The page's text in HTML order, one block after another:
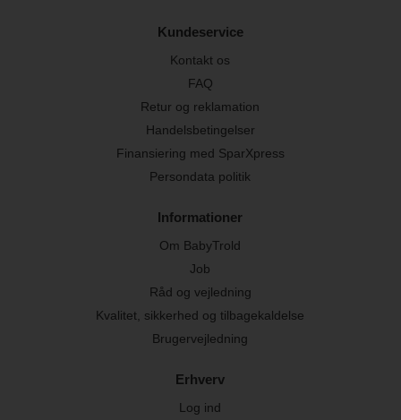
Kundeservice
Kontakt os
FAQ
Retur og reklamation
Handelsbetingelser
Finansiering med SparXpress
Persondata politik
Informationer
Om BabyTrold
Job
Råd og vejledning
Kvalitet, sikkerhed og tilbagekaldelse
Brugervejledning
Erhverv
Log ind